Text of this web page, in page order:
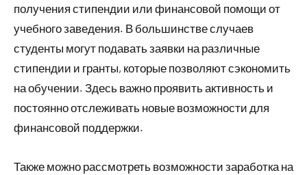
получения стипендии или финансовой помощи от
учебного заведения. В большинстве случаев
студенты могут подавать заявки на различные
стипендии и гранты, которые позволяют сэкономить
на обучении. Здесь важно проявить активность и
постоянно отслеживать новые возможности для
финансовой поддержки.
Также можно рассмотреть возможности заработка на